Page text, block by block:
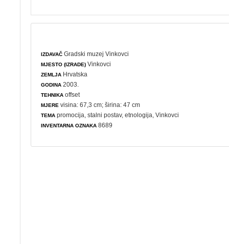
IZDAVAČ Gradski muzej Vinkovci
MJESTO (IZRADE) Vinkovci
ZEMLJA Hrvatska
GODINA 2003.
TEHNIKA offset
MJERE visina: 67,3 cm; širina: 47 cm
TEMA promocija ,stalni postav,etnologija , Vinkovci
INVENTARNA OZNAKA 8689